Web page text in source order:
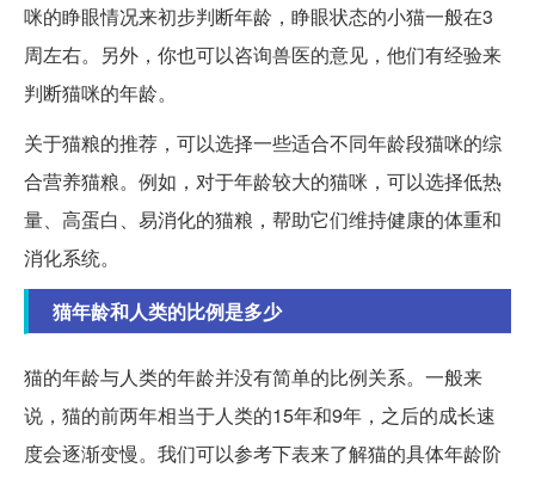
咪的睁眼情况来初步判断年龄，睁眼状态的小猫一般在3
周左右。另外，你也可以咨询兽医的意见，他们有经验来
判断猫咪的年龄。
关于猫粮的推荐，可以选择一些适合不同年龄段猫咪的综
合营养猫粮。例如，对于年龄较大的猫咪，可以选择低热
量、高蛋白、易消化的猫粮，帮助它们维持健康的体重和
消化系统。
猫年龄和人类的比例是多少
猫的年龄与人类的年龄并没有简单的比例关系。一般来
说，猫的前两年相当于人类的15年和9年，之后的成长速
度会逐渐变慢。我们可以参考下表来了解猫的具体年龄阶